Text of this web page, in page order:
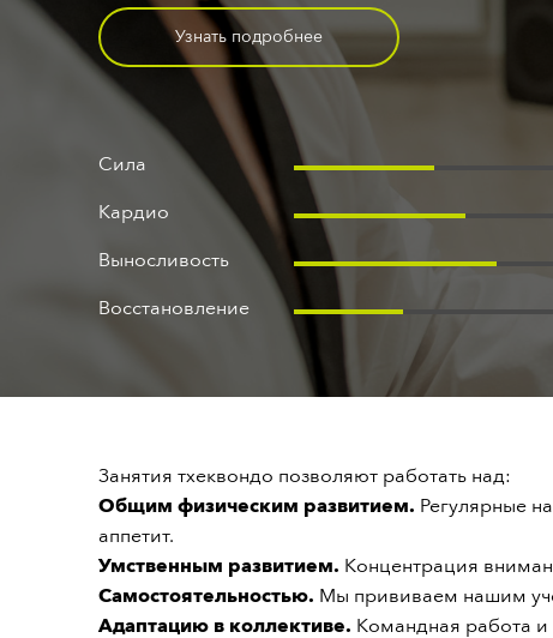
Техника безопасности
Политика
Правила
Оферта
Узнать подробнее
Сила
Кардио
Выносливость
Восстановление
Занятия тхеквондо позволяют работать над:
Общим физическим развитием. Регулярные
аппетит.
Умственным развитием. Концентрация
Самостоятельностью. Мы прививаем нашим
Адаптацию в коллективе. Командная работа и